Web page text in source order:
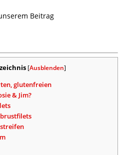
Beitrag
[Ausblenden]
glutenfreien
& Jim?